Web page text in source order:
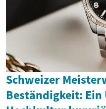
Schweizer
Beständigkeit: